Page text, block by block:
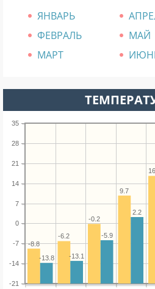
ЯНВАРЬ
ФЕВРАЛЬ
МАЙ
МАРТ
-21
-14
-7
0
7
14
21
28
35
9.7
-0.2
-6.2
-8.8
2.2
-5.9
-13.1
-13.8